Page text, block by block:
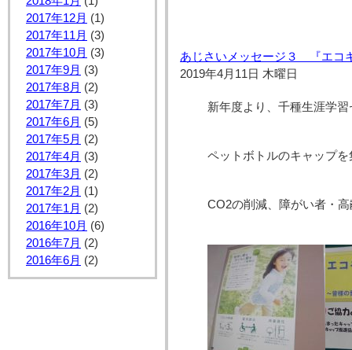
2017年12月 (1)
2017年11月 (3)
2017年10月 (3)
2017年9月 (3)
2017年8月 (2)
2017年7月 (3)
2017年6月 (5)
2017年5月 (2)
2017年4月 (3)
2017年3月 (2)
2017年2月 (1)
2017年1月 (2)
2016年10月 (6)
2016年7月 (2)
2016年6月 (2)
あじさいメッセージ３ 『エコ
2019年4月11日 木曜日
新年度より、千種生涯学
ペットボトルのキャップを
CO2の削減、障がい者・